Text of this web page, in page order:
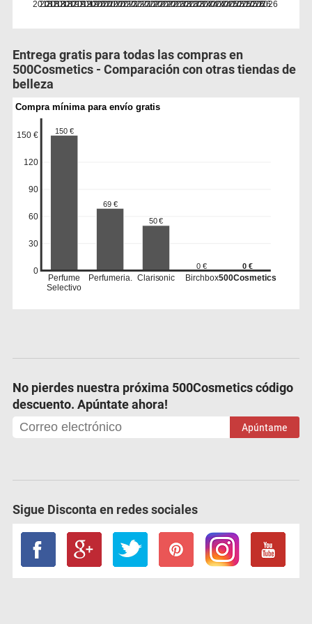
2018
2018
2018
2018
2019
2019
2019
2019
2020
2020
2020
2020
2021
2021
2021
2021
2022
2022
2022
2022
2023
2023
2023
2023
2024
2024
2024
2024
2025
2025
2025
2025
2026
2026
2026
Entrega gratis para todas las compras en
500Cosmetics - Comparación con otras tiendas de
belleza
Compra mínima para envío gratis
0
30
60
90
120
150 € 150 €
Perfume
Selectivo
69 €
Perfumeria.
50 €
Clarisonic
0 €
Birchbox
0 €
500Cosmetics
No pierdes nuestra próxima 500Cosmetics código
descuento. Apúntate ahora!
Apúntame
Sigue Disconta en redes sociales